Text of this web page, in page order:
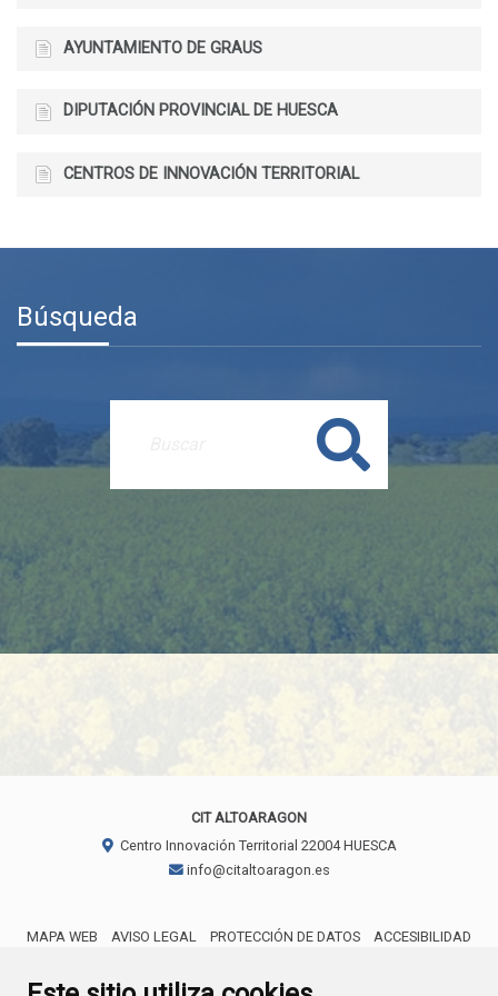
AYUNTAMIENTO DE GRAUS
DIPUTACIÓN PROVINCIAL DE HUESCA
CENTROS DE INNOVACIÓN TERRITORIAL
Búsqueda
Buscar
CIT ALTOARAGON
Centro Innovación Territorial 22004 HUESCA
info@citaltoaragon.es
MAPA WEB AVISO LEGAL PROTECCIÓN DE DATOS ACCESIBILIDAD